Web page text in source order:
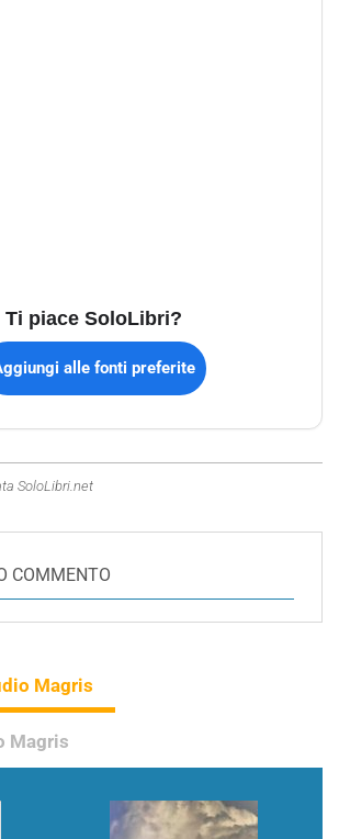
Ti piace SoloLibri?
alle fonti preferite
SoloLibri.net
COMMENTO
Magris
Magris